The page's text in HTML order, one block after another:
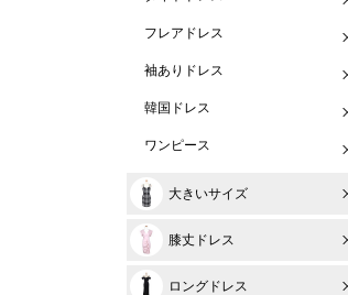
フレアドレス
袖ありドレス
韓国ドレス
ワンピース
大きいサイズ
膝丈ドレス
ロングドレス